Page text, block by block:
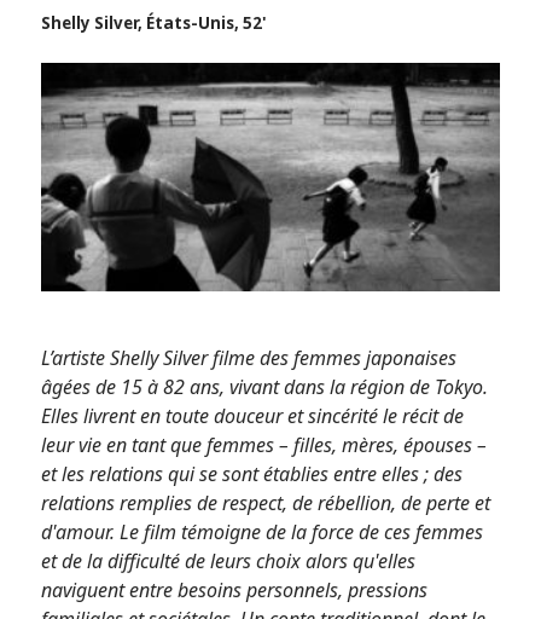
Shelly Silver, États-Unis, 52'
L’artiste Shelly Silver filme des femmes japonaises
âgées de 15 à 82 ans, vivant dans la région de Tokyo.
Elles livrent en toute douceur et sincérité le récit de
leur vie en tant que femmes – filles, mères, épouses –
et les relations qui se sont établies entre elles ; des
relations remplies de respect, de rébellion, de perte et
d'amour. Le film témoigne de la force de ces femmes
et de la difficulté de leurs choix alors qu'elles
naviguent entre besoins personnels, pressions